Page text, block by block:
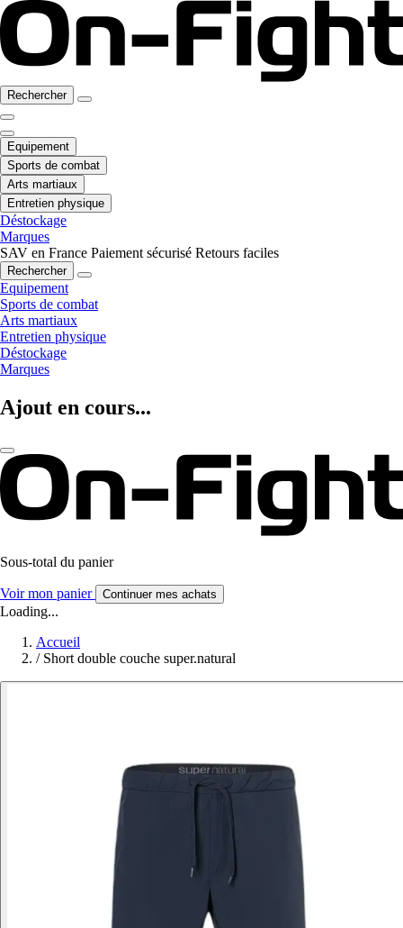
Rechercher
Equipement
Sports de combat
Arts martiaux
Entretien physique
Déstockage
Marques
SAV en France Paiement sécurisé Retours faciles
Rechercher
Equipement
Sports de combat
Arts martiaux
Entretien physique
Déstockage
Marques
Ajout en cours...
Sous-total du panier
Voir mon panier Continuer mes achats
Loading...
Accueil
/ Short double couche super.natural